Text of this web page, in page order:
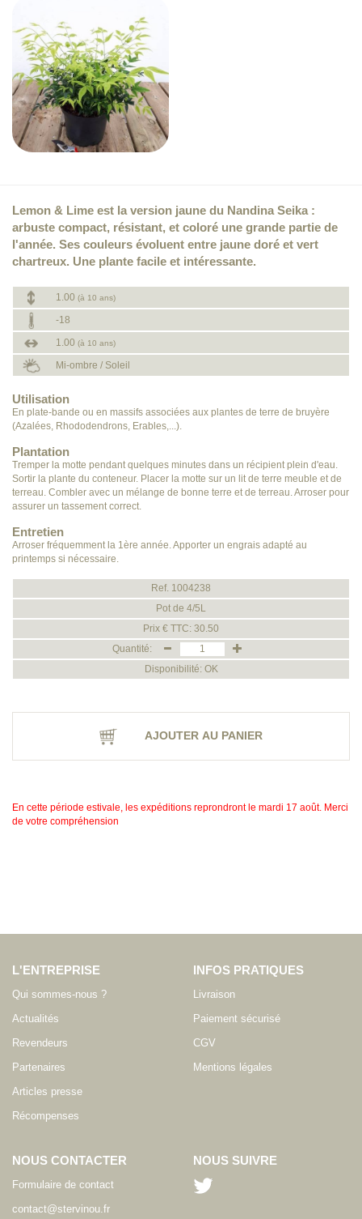
Lemon & Lime est la version jaune du Nandina Seika :
arbuste compact, résistant, et coloré une grande partie de
l'année. Ses couleurs évoluent entre jaune doré et vert
chartreux. Une plante facile et intéressante.
1.00 (à 10 ans)
-18
1.00 (à 10 ans)
Mi-ombre / Soleil
Utilisation
En plate-bande ou en massifs associées aux plantes de terre de bruyère
(Azalées, Rhododendrons, Erables,...).
Plantation
Tremper la motte pendant quelques minutes dans un récipient plein d'eau.
Sortir la plante du conteneur. Placer la motte sur un lit de terre meuble et de
terreau. Combler avec un mélange de bonne terre et de terreau. Arroser pour
assurer un tassement correct.
Entretien
Arroser fréquemment la 1ère année. Apporter un engrais adapté au
printemps si nécessaire.
Ref. 1004238
Pot de 4/5L
Prix € TTC: 30.50
Quantité:
Disponibilité: OK
AJOUTER AU PANIER
En cette période estivale, les expéditions reprondront le mardi 17 août. Merci
de votre compréhension
L'ENTREPRISE
Qui sommes-nous ?
Actualités
Revendeurs
Partenaires
Articles presse
Récompenses
INFOS PRATIQUES
Livraison
Paiement sécurisé
CGV
Mentions légales
NOUS CONTACTER
Formulaire de contact
contact@stervinou.fr
NOUS SUIVRE